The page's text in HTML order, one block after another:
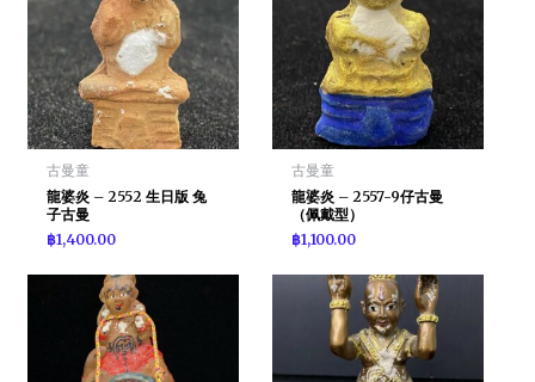
古曼童
龍婆炎 – 2552 生日版 兔
子古曼
฿1,400.00
古曼童
龍婆炎 – 2557-9仔古曼
（佩戴型）
฿1,100.00